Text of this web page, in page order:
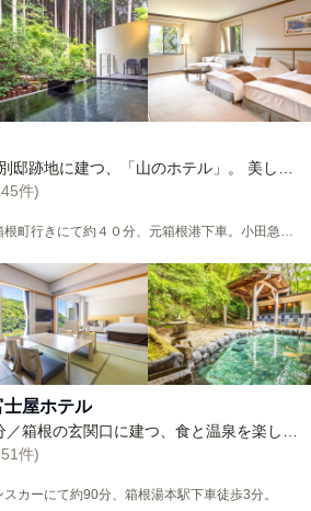
邸跡地に建つ、「山のホテル」。 美しい
ティを大切に守り続けてきました。
件)
町行きにて約４０分、元箱根港下車。小田急バ
屋ホテル
／箱根の玄関口に建つ、食と温泉を楽しむ
種類を兼ね備えたレストランと温泉施設も
ー客室もございます。 お子様連れ、カッ
…どなたにも喜んでいただけるような寛
件)
カーにて約90分、箱根湯本駅下車徒歩3分。